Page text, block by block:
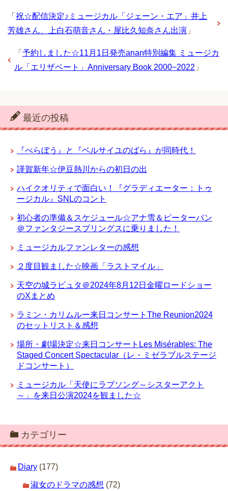
「 祝☆配信決定♪ミュージカル「ジェーン・エア」井上
芳雄さん、上白石萌音さん・屋比久知奈さん出演 」
「 予約しました☆11月1日発売anan特別編集 ミュージカ
ル「エリザベート」Anniversary Book 2000−2022 」
最近の投稿
『べらぼう』と『ベルサイユのばら』が同時代！
謹賀新年☆伊豆熱川からの初日の出
ハイクオリティで面白い！『グラディエーター：トゥ
ージカル』SNLのコント
初心者の準備＆スケジュール☆アナ雪＆ピーターパン
＠ファンタジースプリングスに乗りました！
ミュージカルファンレターの感想
２度目観ました☆映画「ラストマイル」
天空の城ラピュタ＠2024年8月12日金曜ロードショー
のXまとめ
ラミン・カリムルー来日コンサートThe Reunion2024
のセットリスト＆感想
場所・劇場決定☆来日コンサートLes Misérables: The
Staged Concert Spectacular（レ・ミゼラブルステージ
ドコンサート）
ミュージカル「天使にラブソング～シスターアクト
～」を来日公演2024を観ました☆
カテゴリー
Diary (177)
淑女のドラマの感想 (72)